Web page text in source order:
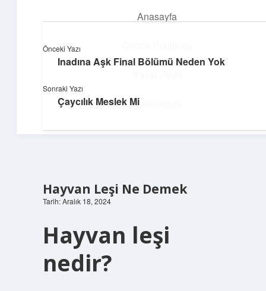
Anasayfa
Hakkımızda
Pratik Çözüm Rehberi
Hayatını kolaylaştıran zekice fikirler!
Hayvan Leşi Ne Demek
Tarih: Aralık 18, 2024
Hayvan leşi
nedir?
Önceki Yazı
Inadına Aşk Final Bölümü Neden Yok
Sonraki Yazı
Çaycılık Meslek Mi